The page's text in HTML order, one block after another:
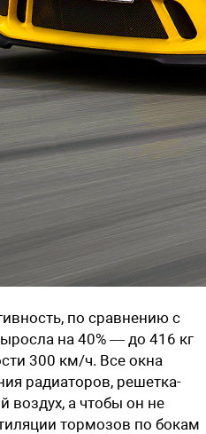
по сравнению с
на 40% — до 416 кг
300 км/ч. Все окна
радиаторов, решетка-
воздух, а чтобы он не
тормозов по бокам